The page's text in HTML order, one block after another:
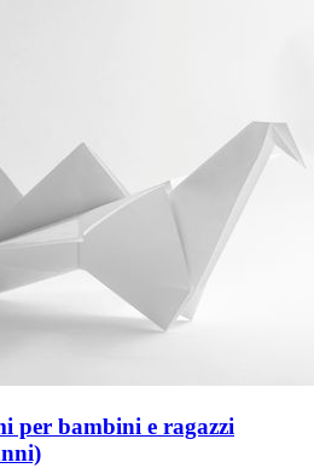
per bambini e ragazzi